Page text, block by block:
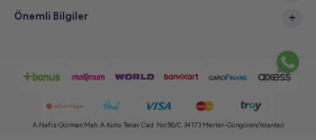
Önemli Bilgiler
A.Nafiz Gürman Mah. A.Kutsi Tecer Cad. No:56/C 34173 Merter-Güngören/İstanbul